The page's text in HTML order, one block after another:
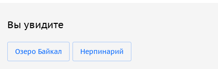
Вы увидите
Озеро Байкал Нерпинарий